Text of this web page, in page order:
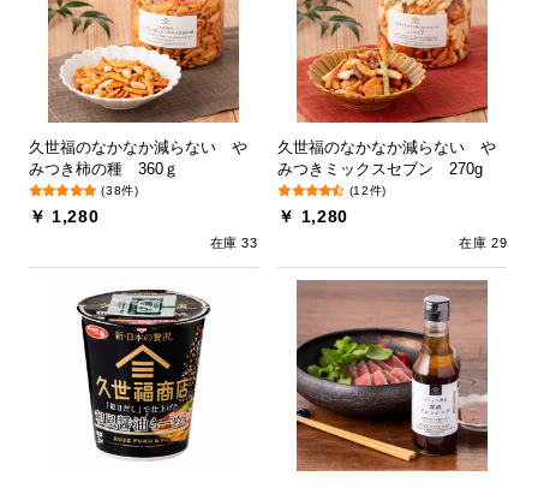
久世福のなかなか減らない や
みつき柿の種 360ｇ
(38件)
￥ 1,280
在庫 33
久世福のなかなか減らない や
みつきミックスセブン 270g
(12件)
￥ 1,280
在庫 29